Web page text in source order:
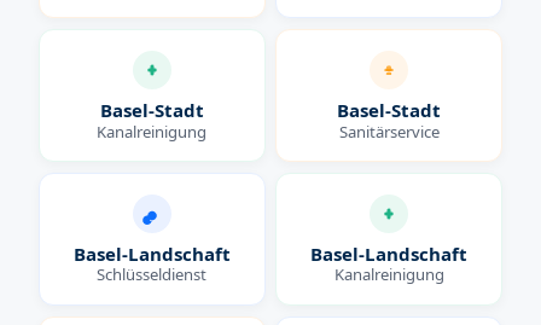
Basel-Stadt
Kanalreinigung
Basel-Stadt
Sanitärservice
Basel-Landschaft
Schlüsseldienst
Basel-Landschaft
Kanalreinigung